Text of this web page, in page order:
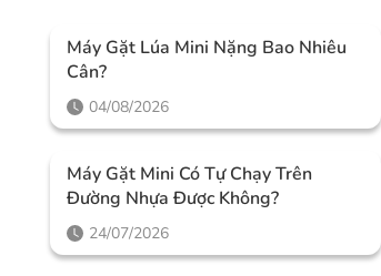
Máy Gặt Lúa Mini Nặng Bao Nhiêu
Cân?
04/08/2026
Máy Gặt Mini Có Tự Chạy Trên
Đường Nhựa Được Không?
24/07/2026